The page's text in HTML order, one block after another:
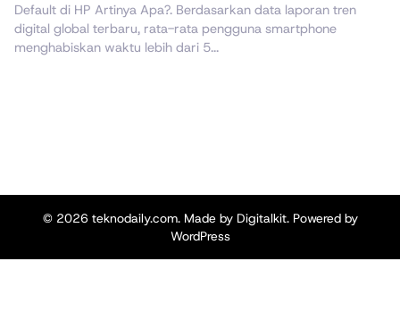
Default di HP Artinya Apa?. Berdasarkan data laporan tren
digital global terbaru, rata-rata pengguna smartphone
menghabiskan waktu lebih dari 5...
© 2026 teknodaily.com. Made by Digitalkit. Powered by
WordPress